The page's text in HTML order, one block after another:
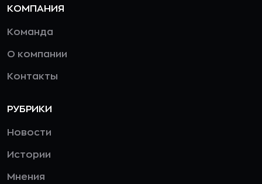
КОМПАНИЯ
Команда
О компании
Контакты
РУБРИКИ
Новости
Истории
Мнения